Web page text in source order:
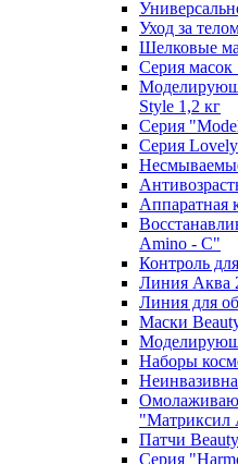
Уход за
Шелковые
Серия
Style 1,2 кг
Серия
Cерия
Аппаратная
Amino - C"
Контроль
Линия Аква
Линия для
Маски
Наборы
"Матриксил
Патчи
Серия